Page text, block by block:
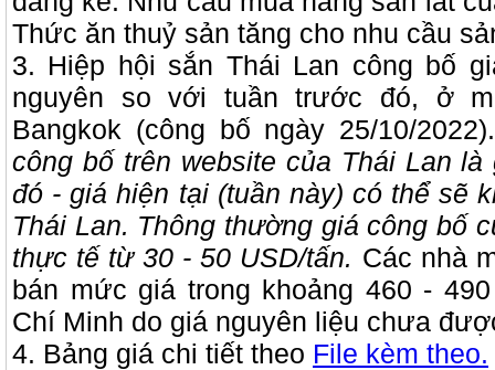
Thức ăn thuỷ sản tăng cho nhu cầu
3. Hiệp hội sắn Thái Lan công bố
nguyên so với tuần trước đó, ở
Bangkok (công bố ngày 25/10/
công bố trên website của Thái Lan
đó - giá hiện tại (tuần này) có thể sẽ
Thái Lan. Thông thường giá công bố
thực tế từ 30 - 50 USD/tấn. Các nhà
bán mức giá trong khoảng 460 -
Chí Minh do giá nguyên liệu chưa
4. Bảng giá chi tiết theo File kèm theo.